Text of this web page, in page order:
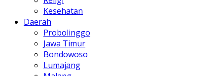
Kesehatan
Daerah
Probolinggo
Jawa Timur
Bondowoso
Lumajang